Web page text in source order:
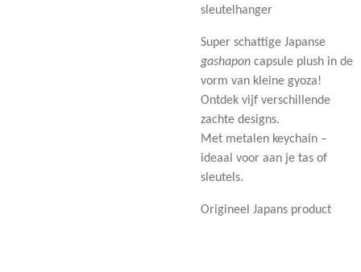
sleutelhanger
Super schattige Japanse
gashapon capsule plush in de
vorm van kleine gyoza!
Ontdek vijf verschillende
zachte designs.
Met metalen keychain –
ideaal voor aan je tas of
sleutels.
Origineel Japans product